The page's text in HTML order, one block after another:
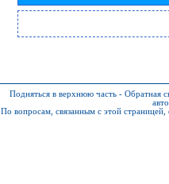
Подняться в верхнюю часть - Обратная
По вопросам, связанным с этой страницей,